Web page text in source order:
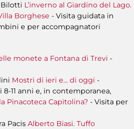
Bilotti L’inverno al Giardino del Lago.
Borghese - Visita guidata in
e per accompagnatori
monete a Fontana di Trevi -
Mostri di ieri e... di oggi -
11 anni e, in contemporanea,
Pinacoteca Capitolina? - Visita per
Pacis Alberto Biasi. Tuffo